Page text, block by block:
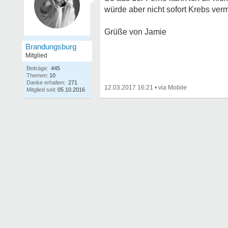
Brandungsburg
Mitglied
Beiträge: 445
Themen: 10
Danke erhalten: 271
Mitglied seit: 05.10.2016
würde aber nicht sofort Krebs
Grüße von Jamie
12.03.2017 16:21 •